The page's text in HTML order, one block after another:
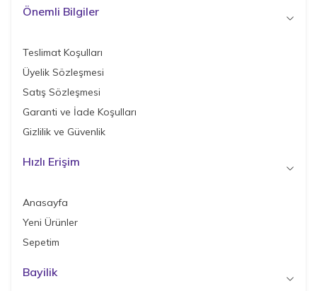
Önemli Bilgiler
Teslimat Koşulları
Üyelik Sözleşmesi
Satış Sözleşmesi
Garanti ve İade Koşulları
Gizlilik ve Güvenlik
Hızlı Erişim
Anasayfa
Yeni Ürünler
Sepetim
Bayilik